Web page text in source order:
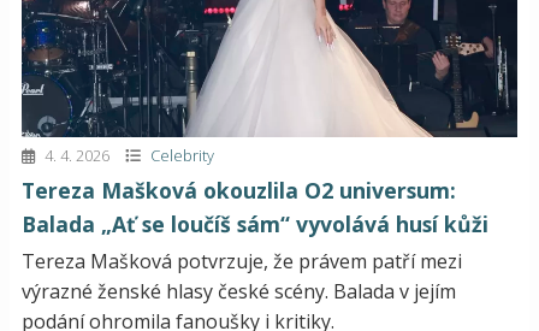
4. 4. 2026 Celebrity
Tereza Mašková okouzlila O2 universum:
Balada „Ať se loučíš sám“ vyvolává husí kůži
Tereza Mašková potvrzuje, že právem patří mezi
výrazné ženské hlasy české scény. Balada v jejím
podání ohromila fanoušky i kritiky.